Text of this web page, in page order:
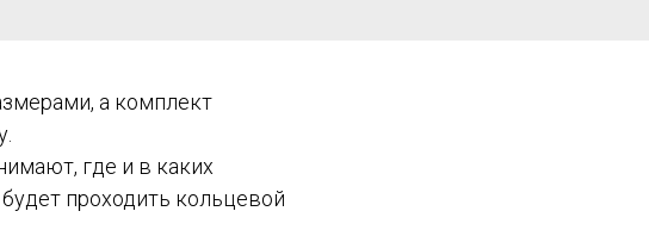
а комплект
где и в каких
проходить кольцевой